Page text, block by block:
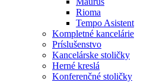
Rioma
Tempo Asistent
Kompletné kancelárie
Príslušenstvo
Kancelárske stoličky
Herné kreslá
Konferenčné stoličky